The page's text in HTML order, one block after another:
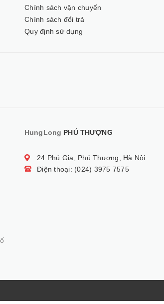
Chính sách vận chuyển
Chính sách đổi trả
Quy định sử dụng
HungLong PHÚ THƯỢNG
24 Phú Gia, Phú Thượng, Hà Nội
Điện thoại: (024) 3975 7575